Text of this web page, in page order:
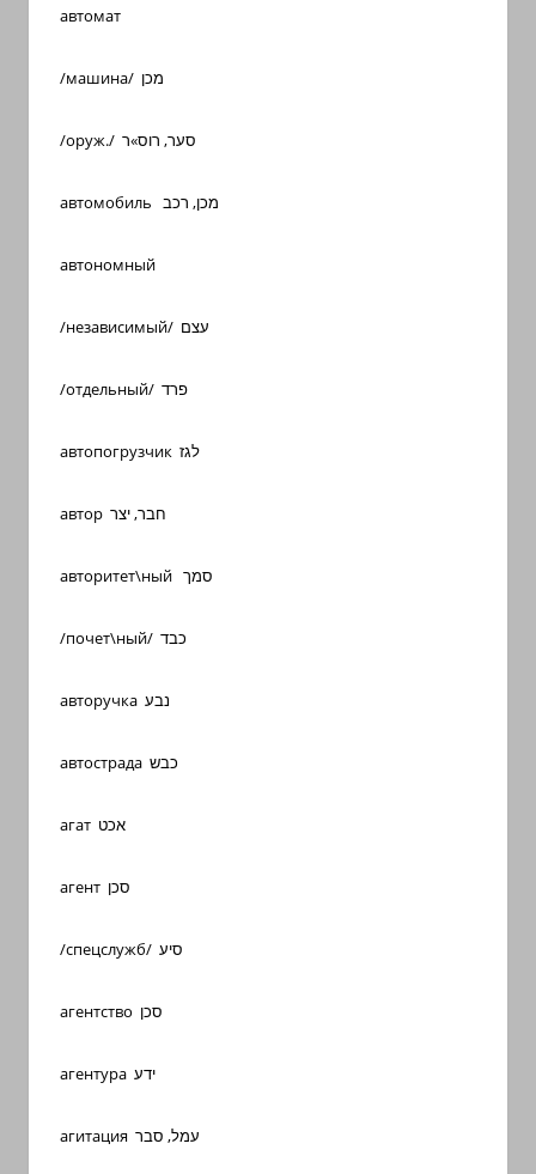
автомат
/машина/ מכן
/оруж./ סער, רוס»ר
автомобиль מכן, רכב
автономный
/независимый/ עצם
/отдельный/ פרד
автопогрузчик לגז
автор חבר, יצר
авторитет\ный סמך
/почет\ный/ כבד
авторучка נבע
автострада כבש
агат אכט
агент סכן
/спецслужб/ סיע
агентство סכן
агентура ידע